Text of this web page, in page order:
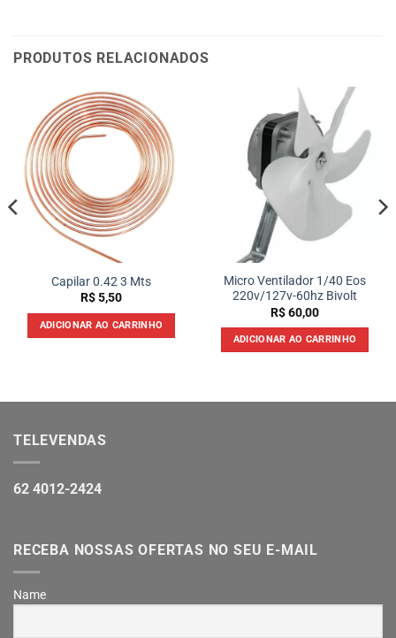
PRODUTOS RELACIONADOS
Capilar 0.42 3 Mts
R$5,50
ADICIONAR AO CARRINHO
Micro Ventilador 1/40 Eos
220v/127v-60hz Bivolt
R$60,00
ADICIONAR AO CARRINHO
TELEVENDAS
62 4012-2424
RECEBA NOSSAS OFERTAS NO SEU E-MAIL
Name